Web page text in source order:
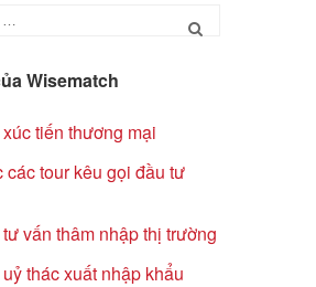
Wisematch
tiến thương mại
các tour kêu gọi đầu tư
vấn thâm nhập thị trường
thác xuất nhập khẩu